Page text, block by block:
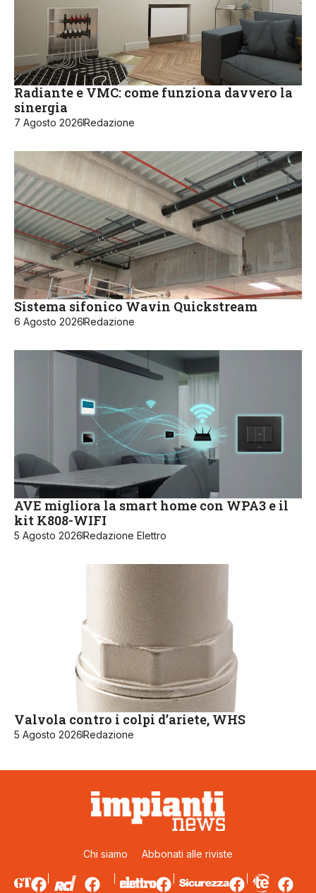
Radiante e VMC: come funziona davvero la
sinergia
7 Agosto 2026Redazione
Sistema sifonico Wavin Quickstream
6 Agosto 2026Redazione
AVE migliora la smart home con WPA3 e il
kit K808-WIFI
5 Agosto 2026Redazione Elettro
Valvola contro i colpi d’ariete, WHS
5 Agosto 2026Redazione
Chi siamo Abbonati alle riviste